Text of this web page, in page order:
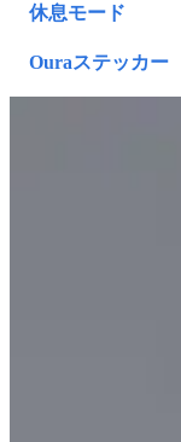
休息モード
Ouraステッカー